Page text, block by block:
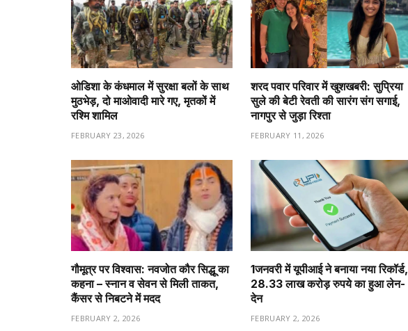
ओडिशा के कंधमाल में सुरक्षा बलों के साथ
मुठभेड़, दो माओवादी मारे गए, मृतकों में
रश्मि शामिल
FEBRUARY 23, 2026
शरद पवार परिवार में खुशखबरी: सुप्रिया
सुले की बेटी रेवती की सारंग संग सगाई,
नागपुर से जुड़ा रिश्ता
FEBRUARY 11, 2026
गौमूत्र पर विश्वास: नवजोत कौर सिद्धू का
कहना – स्नान व सेवन से मिली ताकत,
कैंसर से निबटने में मदद
FEBRUARY 2, 2026
1️जनवरी में यूपीआई ने बनाया नया रिकॉर्ड,
28.33 लाख करोड़ रुपये का हुआ लेन-
देन
FEBRUARY 2, 2026